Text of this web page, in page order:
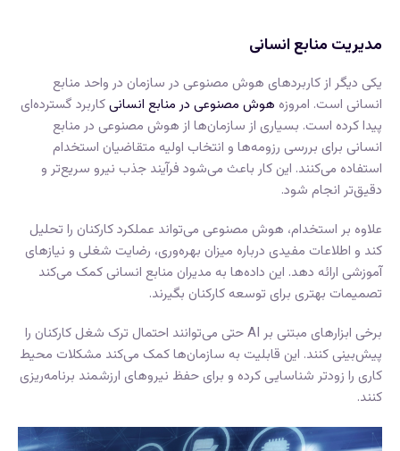
مدیریت منابع انسانی
یکی دیگر از کاربردهای هوش مصنوعی در سازمان در واحد منابع
انسانی است. امروزه هوش مصنوعی در منابع انسانیکاربرد گسترده‌ای
پیدا کرده است. بسیاری از سازمان‌ها از هوش مصنوعی در منابع
انسانی برای بررسی رزومه‌ها و انتخاب اولیه متقاضیان استخدام
استفاده می‌کنند. این کار باعث می‌شود فرآیند جذب نیرو سریع‌تر و
دقیق‌تر انجام شود.
علاوه بر استخدام، هوش مصنوعی می‌تواند عملکرد کارکنان را تحلیل
کند و اطلاعات مفیدی درباره میزان بهره‌وری، رضایت شغلی و نیازهای
آموزشی ارائه دهد. این داده‌ها به مدیران منابع انسانی کمک می‌کند
تصمیمات بهتری برای توسعه کارکنان بگیرند.
برخی ابزارهای مبتنی بر AI حتی می‌توانند احتمال ترک شغل کارکنان را
پیش‌بینی کنند. این قابلیت به سازمان‌ها کمک می‌کند مشکلات محیط
کاری را زودتر شناسایی کرده و برای حفظ نیروهای ارزشمند برنامه‌ریزی
کنند.